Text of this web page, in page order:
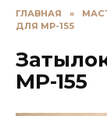
ГЛАВНАЯ »
ДЛЯ МР-155
МР-155